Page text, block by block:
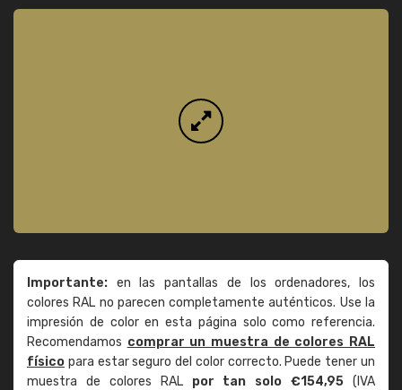
Importante: en las pantallas de los ordenadores, los
colores RAL no parecen completamente auténticos. Use la
impresión de color en esta página solo como referencia.
Recomendamos comprar un muestra de colores RAL
físico para estar seguro del color correcto. Puede tener un
muestra de colores RAL por tan solo €154,95 (IVA